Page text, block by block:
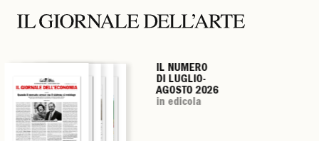
IL NUMERO
DI LUGLIO-
AGOSTO 2026
in edicola
IL NUMERO
DI LUGLIO-
AGOSTO 2026
in edicola
IL NUMERO
DI LUGLIO-
AGOSTO 2026
in edicola
IL NUMERO
DI LUGLIO-
AGOSTO 2026
in edicola